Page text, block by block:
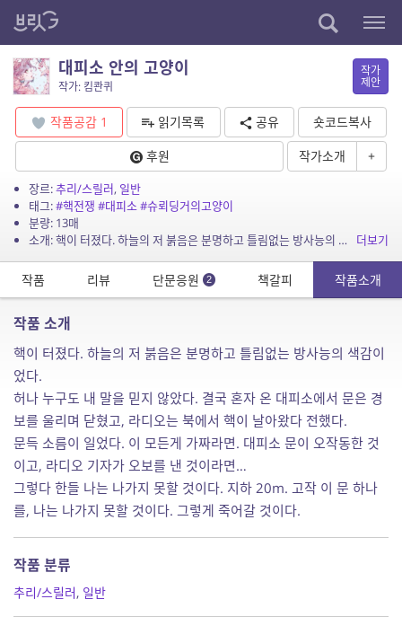
대피소 안의 고양이
작가: 킴콴퀴
작가
제안
작품공감 1 읽기목록 공유
숏코드복사
후원
작가소개 +
장르:추리/스릴러, 일반
태그:#핵전쟁 #대피소#슈뢰딩거의고양이
분량: 13매
소개: 핵이 터졌다. 하늘의 저 붉음은 분명하고 틀림없는 방사능의 색감이었다. 허나 누구도 내 말을 믿지 않았다. 결국 혼자 온 대피소에서 문은 경보를 울리며 닫혔고, 라디오는 북에서 핵...
더보기
작품 리뷰 단문응원 2 책갈피 작품소개
작품 소개
핵이 터졌다. 하늘의 저 붉음은 분명하고 틀림없는 방사능의 색감이
었다.
허나 누구도 내 말을 믿지 않았다. 결국 혼자 온 대피소에서 문은 경
보를 울리며 닫혔고, 라디오는 북에서 핵이 날아왔다 전했다.
문득 소름이 일었다. 이 모든게 가짜라면. 대피소 문이 오작동한 것
이고, 라디오 기자가 오보를 낸 것이라면…
그렇다 한들 나는 나가지 못할 것이다. 지하 20m. 고작 이 문 하나
를, 나는 나가지 못할 것이다. 그렇게 죽어갈 것이다.
작품 분류
추리/스릴러, 일반